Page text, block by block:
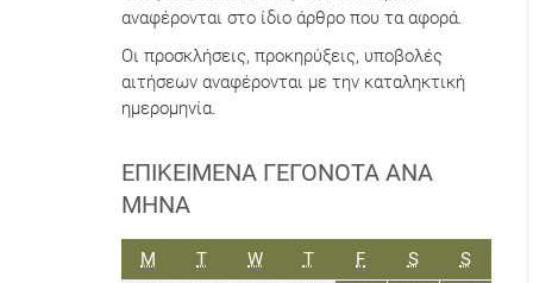
αναφέρονται στο ίδιο άρθρο που τα αφορά.
Οι προσκλήσεις, προκηρύξεις, υποβολές
αιτήσεων αναφέρονται με την καταληκτική
ημερομηνία.
ΕΠΙΚΕΊΜΕΝΑ ΓΕΓΟΝΌΤΑ ΑΝΆ
ΜΉΝΑ
M ΔΕΥΤΈΡΑ
TΤΡΊΤΗWΤΕΤΆΡΤΗ
TΠΈΜΠΤΗ
FΠΑΡΑΣΚΕΥΉ
SΣΆΒΒΑΤΟ
SΚΥΡΙΑΚΉ